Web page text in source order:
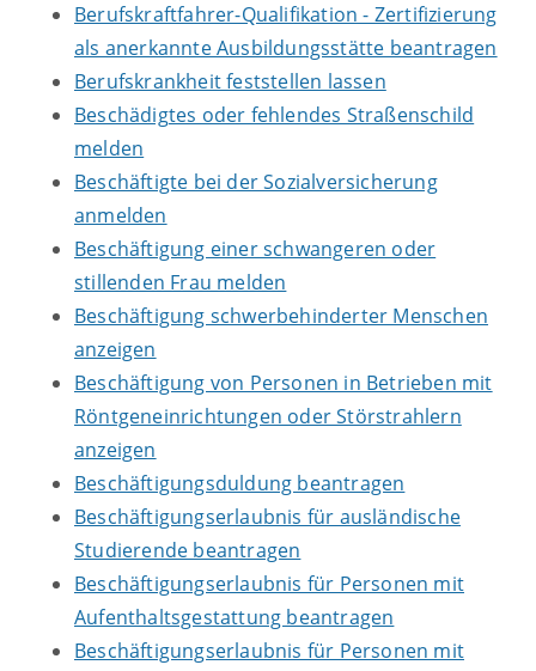
Berufskraftfahrer-Qualifikation - Zertifizierung
als anerkannte Ausbildungsstätte beantragen
Berufskrankheit feststellen lassen
Beschädigtes oder fehlendes Straßenschild
melden
Beschäftigte bei der Sozialversicherung
anmelden
Beschäftigung einer schwangeren oder
stillenden Frau melden
Beschäftigung schwerbehinderter Menschen
anzeigen
Beschäftigung von Personen in Betrieben mit
Röntgeneinrichtungen oder Störstrahlern
anzeigen
Beschäftigungsduldung beantragen
Beschäftigungserlaubnis für ausländische
Studierende beantragen
Beschäftigungserlaubnis für Personen mit
Aufenthaltsgestattung beantragen
Beschäftigungserlaubnis für Personen mit